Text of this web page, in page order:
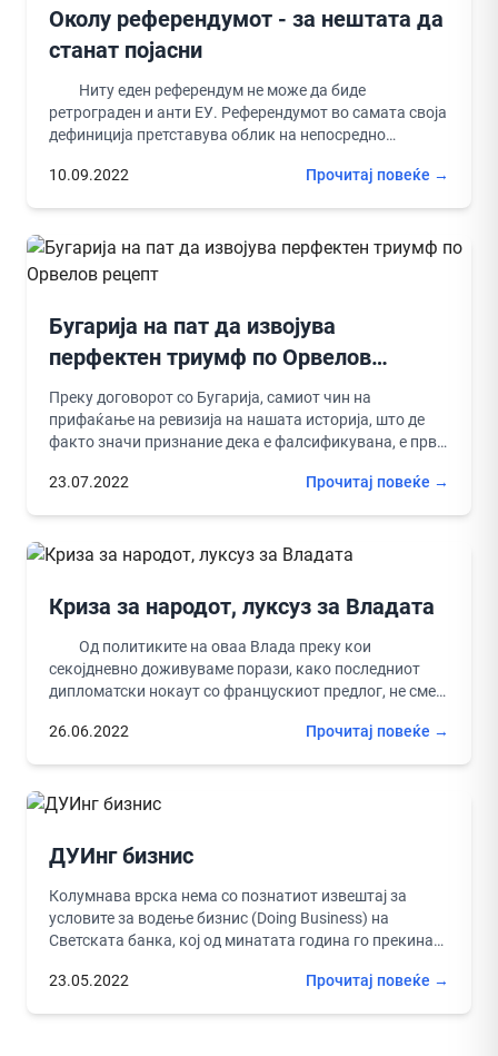
Околу референдумот - за нештата да
станат појасни
Ниту еден референдум не може да биде
ретрограден и анти ЕУ. Референдумот во самата своја
дефиниција претставува облик на непосредно
10.09.2022
Прочитај повеќе →
Бугарија на пат да извојува
перфектен триумф по Орвелов
рецепт
Преку договорот со Бугарија, самиот чин на
прифаќање на ревизија на нашата историја, што де
факто значи признание дека е фалсификувана, е прва
23.07.2022
Прочитај повеќе →
Криза за народот, луксуз за Владата
Од политиките на оваа Влада преку кои
секојдневно доживуваме порази, како последниот
дипломатски нокаут со францускиот предлог, не смее
26.06.2022
Прочитај повеќе →
ДУИнг бизнис
Колумнава врска нема со познатиот извештај за
условите за водење бизнис (Doing Business) на
Светската банка, кој од минатата година го прекинаа
23.05.2022
Прочитај повеќе →